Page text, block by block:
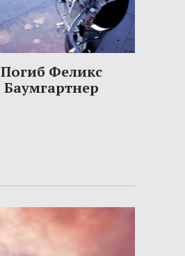
Погиб Феликс
Баумгартнер